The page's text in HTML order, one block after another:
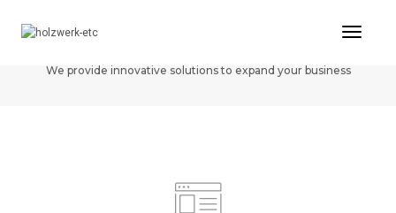
Center alignment
We provide innovative solutions to expand your business